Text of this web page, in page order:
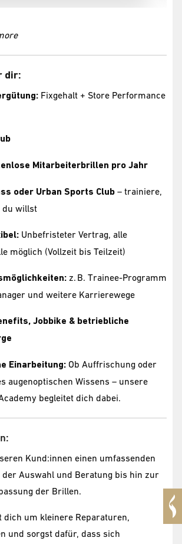
dir:
Fixgehalt + Store Performance
Mitarbeiterbrillen pro Jahr
oder Urban Sports Club – trainiere,
du willst
Unbefristeter Vertrag, alle
möglich (Vollzeit bis Teilzeit)
z. B. Trainee-Programm
und weitere Karrierewege
Jobbike & betriebliche
Einarbeitung: Ob Auffrischung oder
augenoptischen Wissens – unsere
begleitet dich dabei.
Kund:innen einen umfassenden
der Auswahl und Beratung bis hin zur
der Brillen.
dich um kleinere Reparaturen,
und sorgst dafür, dass sich